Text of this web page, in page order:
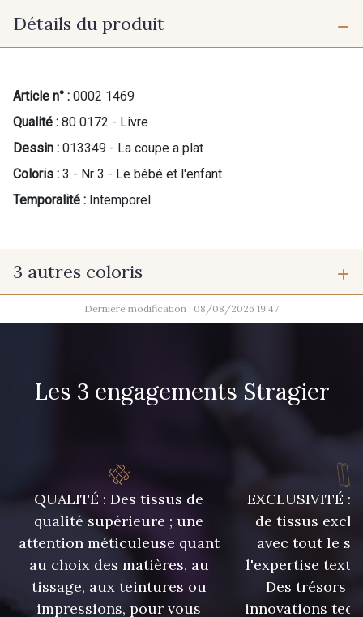
Détails du produit
Article n° : 0002 1469
Qualité : 80 0172 - Livre
Dessin : 013349 - La coupe a plat
Coloris : 3 - Nr 3 - Le bébé et l'enfant
Temporalité : Intemporel
3 autres coloris
1 - Nr 1 - Dame 2 - Nr 2 - Lingerie
Dernière modification : 08/08/2026 19:47
Les 3 engagements Stragier
QUALITÉ : Des tissus de
qualité supérieure ; une
attention méticuleuse quant
au choix des matières, au
tissage, aux teintures ou
impressions, pour vous
EXCLUSIVITÉ :
de tissus
avec tout le
l'expertise
Des trésors
innovations